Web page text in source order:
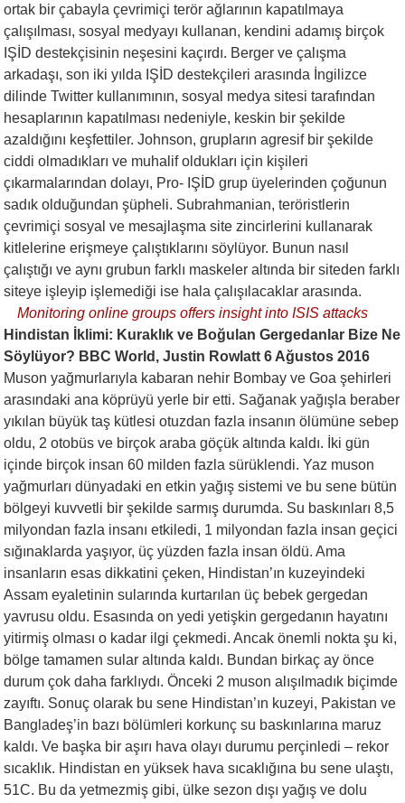
ortak bir çabayla çevrimiçi terör ağlarının kapatılmaya
çalışılması, sosyal medyayı kullanan, kendini adamış birçok
IŞİD destekçisinin neşesini kaçırdı. Berger ve çalışma
arkadaşı, son iki yılda IŞİD destekçileri arasında İngilizce
dilinde Twitter kullanımının, sosyal medya sitesi tarafından
hesaplarının kapatılması nedeniyle, keskin bir şekilde
azaldığını keşfettiler. Johnson, grupların agresif bir şekilde
ciddi olmadıkları ve muhalif oldukları için kişileri
çıkarmalarından dolayı, Pro- IŞİD grup üyelerinden çoğunun
sadık olduğundan şüpheli. Subrahmanian, teröristlerin
çevrimiçi sosyal ve mesajlaşma site zincirlerini kullanarak
kitlelerine erişmeye çalıştıklarını söylüyor. Bunun nasıl
çalıştığı ve aynı grubun farklı maskeler altında bir siteden farklı
siteye işleyip işlemediği ise hala çalışılacaklar arasında.
Monitoring online groups offers insight into ISIS attacks
Hindistan İklimi: Kuraklık ve Boğulan Gergedanlar Bize Ne
Söylüyor? BBC World, Justin Rowlatt 6 Ağustos 2016
Muson yağmurlarıyla kabaran nehir Bombay ve Goa şehirleri
arasındaki ana köprüyü yerle bir etti. Sağanak yağışla beraber
yıkılan büyük taş kütlesi otuzdan fazla insanın ölümüne sebep
oldu, 2 otobüs ve birçok araba göçük altında kaldı. İki gün
içinde birçok insan 60 milden fazla sürüklendi. Yaz muson
yağmurları dünyadaki en etkin yağış sistemi ve bu sene bütün
bölgeyi kuvvetli bir şekilde sarmış durumda. Su baskınları 8,5
milyondan fazla insanı etkiledi, 1 milyondan fazla insan geçici
sığınaklarda yaşıyor, üç yüzden fazla insan öldü. Ama
insanların esas dikkatini çeken, Hindistan’ın kuzeyindeki
Assam eyaletinin sularında kurtarılan üç bebek gergedan
yavrusu oldu. Esasında on yedi yetişkin gergedanın hayatını
yitirmiş olması o kadar ilgi çekmedi. Ancak önemli nokta şu ki,
bölge tamamen sular altında kaldı. Bundan birkaç ay önce
durum çok daha farklıydı. Önceki 2 muson alışılmadık biçimde
zayıftı. Sonuç olarak bu sene Hindistan’ın kuzeyi, Pakistan ve
Bangladeş’in bazı bölümleri korkunç su baskınlarına maruz
kaldı. Ve başka bir aşırı hava olayı durumu perçinledi – rekor
sıcaklık. Hindistan en yüksek hava sıcaklığına bu sene ulaştı,
51C. Bu da yetmezmiş gibi, ülke sezon dışı yağış ve dolu